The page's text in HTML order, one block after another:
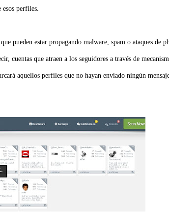
perfiles.
pueden estar propagando malware, spam o ataques de
cuentas que atraen a los seguidores a través de
aquellos perfiles que no hayan enviado ningún